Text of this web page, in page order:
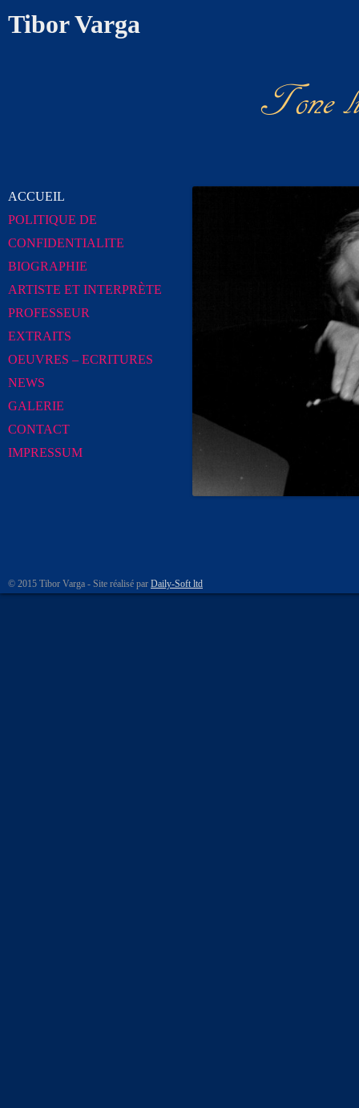
Tibor Varga
ACCUEIL
POLITIQUE DE
CONFIDENTIALITE
BIOGRAPHIE
ARTISTE ET INTERPRÈTE
PROFESSEUR
EXTRAITS
OEUVRES – ECRITURES
NEWS
GALERIE
CONTACT
IMPRESSUM
Tone
© 2015 Tibor Varga - Site réalisé par Daily-Soft ltd